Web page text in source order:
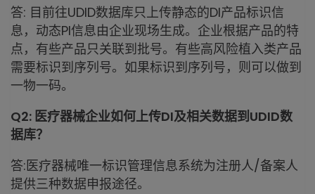
答: 目前往UDID数据库只上传静态的DI产品标识信
息，动态PI信息由企业现场生成。企业根据产品的特
点，有些产品只关联到批号。有些高风险植入类产品
需要标识到序列号。如果标识到序列号，则可以做到
一物一码。
Q2: 医疗器械企业如何上传DI及相关数据到UDID数
据库？
答:医疗器械唯一标识管理信息系统为注册人/备案人
提供三种数据申报途径。